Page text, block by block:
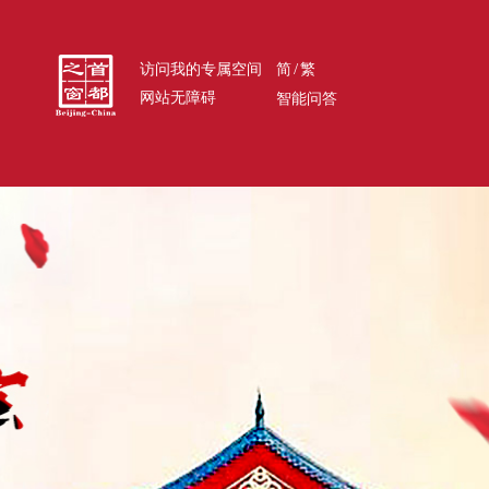
访问我的专属空间 简/繁
网站无障碍
智能问答